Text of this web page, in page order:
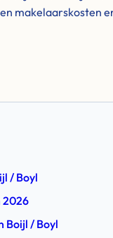
makelaarskosten
/ Boyl
2026
Boijl / Boyl